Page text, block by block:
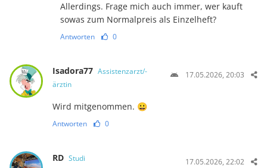
Allerdings. Frage mich auch immer, wer kauft
sowas zum Normalpreis als Einzelheft?
Antworten 0
Isadora77 Assistenzarzt/-
ärztin
17.05.2026, 20:03
Wird mitgenommen. 😀
Antworten 0
RD Studi 17.05.2026, 22:02